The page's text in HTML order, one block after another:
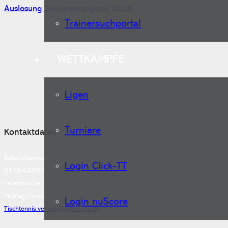
Trainersuchportal
Ligen
Turniere
Login Click-TT
Login nuScore
Auslosung Seniorenrangliste 2025
Kontaktdaten
Montag-Donnerstag, 14 - 18 Uhr
Tischtennis.verband@hamburg.de